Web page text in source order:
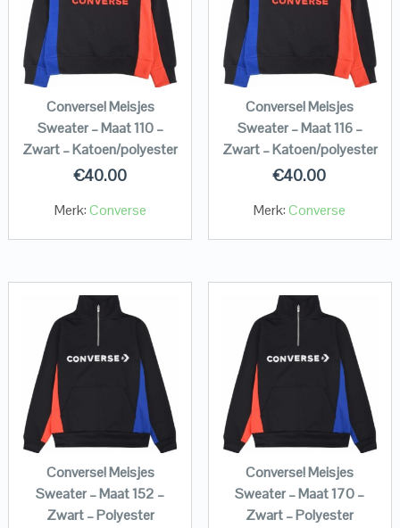
Converse! Meisjes
Sweater – Maat 110 –
Zwart – Katoen/polyester
€40.00
Merk:Converse
Converse! Meisjes
Sweater – Maat 116 –
Zwart – Katoen/polyester
€40.00
Merk:Converse
Converse! Meisjes
Sweater – Maat 152 –
Zwart – Polyester
Converse! Meisjes
Sweater – Maat 170 –
Zwart – Polyester